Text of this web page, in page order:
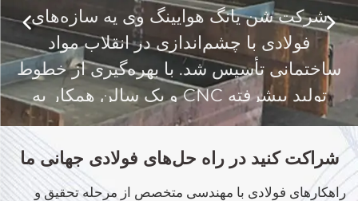
شرکت شن یانگ هوایینگ وی یه سازه‌های
فولادی با چشم‌اندازی در انقلاب مواد
ساختمانی تأسیس شد. با بهره‌گیری از خطوط
تولید پیشرفته CNC و یک سالن همکار به
وسعت 30,000 متر مربع، ما از سال اول
شروع به صادرات سازه‌های فولادی به آمریکا و
آلمان کردیم.
شراکت کنید در راه حل‌های فولادی جهانی ما
راهکارهای فولادی با مهندسی متخصص از مرحله تحقیق و